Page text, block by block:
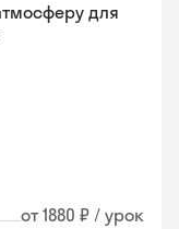
для
от 1880 ₽ / урок